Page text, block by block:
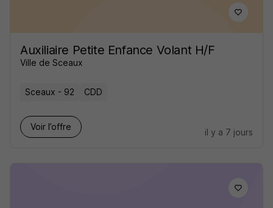
Auxiliaire Petite Enfance Volant H/F
Ville de Sceaux
Sceaux - 92 CDD
Voir l’offre
il y a 7 jours